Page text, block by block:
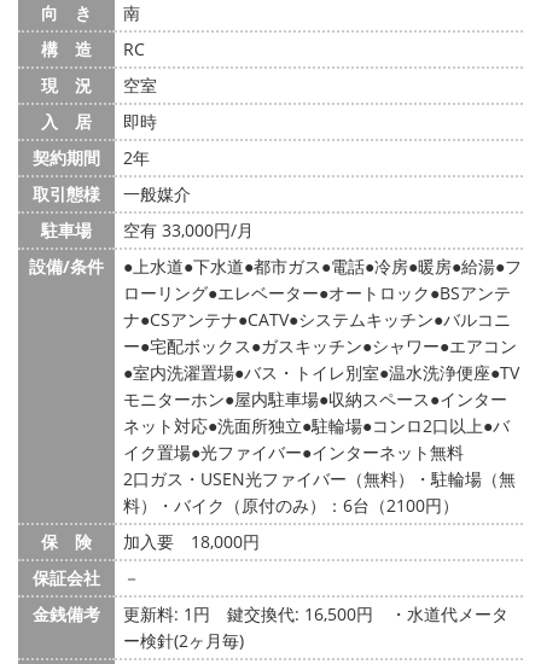
向 き
南
構 造
RC
現 況
空室
入 居
即時
契約期間
2年
取引態様
一般媒介
駐車場
空有 33,000円/月
設備/条件
上水道 下水道 都市ガス 電話 冷房 暖房 給湯 フ
ローリング エレベーター オートロック BSアンテ
ナ CSアンテナ CATV システムキッチン バルコニ
ー 宅配ボックス ガスキッチン シャワー エアコン
室内洗濯置場 バス・トイレ別室 温水洗浄便座 TV
モニターホン 屋内駐車場 収納スペース インター
ネット対応 洗面所独立 駐輪場 コンロ2口以上 バ
イク置場 光ファイバー インターネット無料
2口ガス・USEN光ファイバー（無料）・駐輪場（無
料）・バイク（原付のみ）：6台（2100円）
保 険
加入要 18,000円
保証会社
－
金銭備考
更新料: 1円 鍵交換代: 16,500円
・水道代メータ
ー検針(2ヶ月毎)